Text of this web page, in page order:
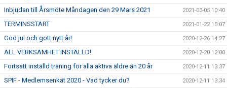
Inbjudan till Årsmöte Måndagen den 29 Mars 2021 2021-03-05 10:40
TERMINSSTART 2021-01-22 15:07
God jul och gott nytt år! 2020-12-26 14:27
ALL VERKSAMHET INSTÄLLD! 2020-12-20 12:00
Fortsatt inställd träning för alla aktiva äldre än 20 år 2020-12-11 13:37
SPIF - Medlemsenkät 2020 - Vad tycker du? 2020-12-11 13:34